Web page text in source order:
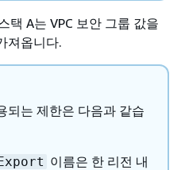
택 A는 VPC 보안 그룹 값을
져옵니다.
되는 제한은 다음과 같습
이름은 한 리전 내